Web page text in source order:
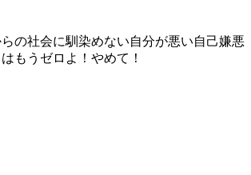
の社会に馴染めない自分が悪い自己嫌悪
もうゼロよ！やめて！